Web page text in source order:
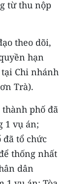
từ thu nộp
theo dõi,
hạn
Chi nhánh
Trà).
thành phố đã
1 vụ án;
tổ chức
thống nhất
dân